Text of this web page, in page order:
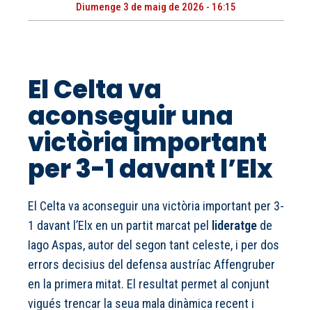
Diumenge 3 de maig de 2026 - 16:15
El Celta va
aconseguir una
victòria important
per 3-1 davant l’Elx
El Celta va aconseguir una victòria important per 3-
1 davant l’Elx en un partit marcat pel
lideratge de
Iago Aspas, autor del segon tant celeste, i per dos
errors decisius del defensa austríac Affengruber
en la primera mitat. El resultat permet al conjunt
vigués trencar la seua mala dinàmica recent i